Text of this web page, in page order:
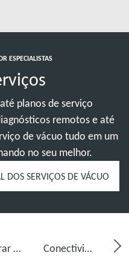
ESPECIALISTAS
planos de serviço
remotos e até
de vácuo tudo em um
no seu melhor.
DOS SERVIÇOS DE VÁCUO
Comprar óleo de bomba de vácuo, peças de reposição e kits Conectividade, monitoramento e detecção